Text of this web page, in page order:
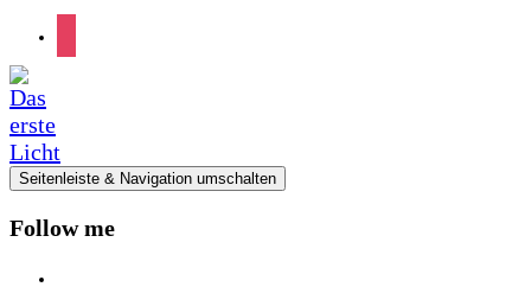
Seitenleiste & Navigation umschalten
Follow me